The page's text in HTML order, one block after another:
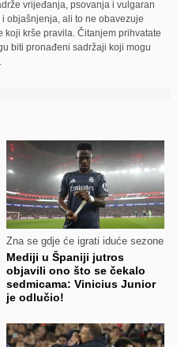
vrijeđanja, psovanja i vulgaran
objašnjenja, ali to ne obavezuje
koji krše pravila. Čitanjem prihvatate
biti pronađeni sadržaji koji mogu
Zna se gdje će igrati iduće sezone
Mediji u Španiji jutros
objavili ono što se čekalo
sedmicama: Vinicius Junior
je odlučio!